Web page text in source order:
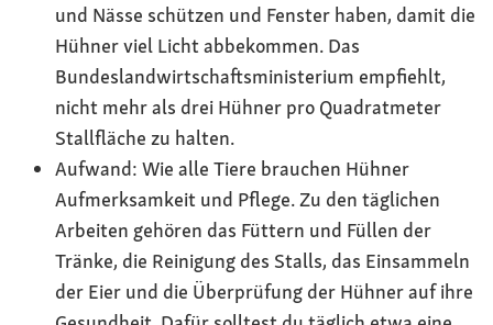
und Nässe schützen und Fenster haben, damit die
Hühner viel Licht abbekommen. Das
Bundeslandwirtschaftsministerium empfiehlt,
nicht mehr als drei Hühner pro Quadratmeter
Stallfläche zu halten.
Aufwand: Wie alle Tiere brauchen Hühner
Aufmerksamkeit und Pflege. Zu den täglichen
Arbeiten gehören das Füttern und Füllen der
Tränke, die Reinigung des Stalls, das Einsammeln
der Eier und die Überprüfung der Hühner auf ihre